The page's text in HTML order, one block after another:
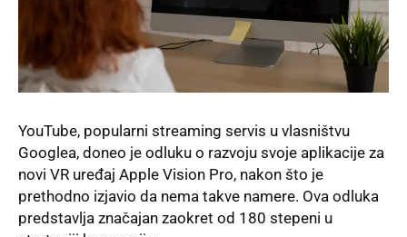
YouTube, popularni streaming servis u vlasništvu
Googlea, doneo je odluku o razvoju svoje aplikacije za
novi VR uređaj Apple Vision Pro, nakon što je
prethodno izjavio da nema takve namere. Ova odluka
predstavlja značajan zaokret od 180 stepeni u